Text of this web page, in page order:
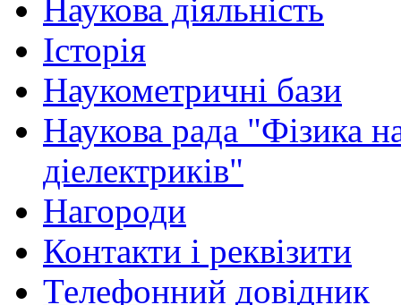
Наукова діяльність
Історія
Наукометричні бази
Наукова рада "Фізика
діелектриків"
Нагороди
Контакти і реквізити
Телефонний довідник